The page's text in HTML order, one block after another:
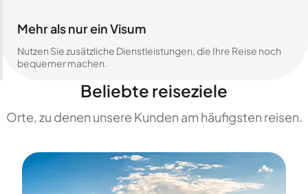
Mehr als nur ein Visum
Nutzen Sie zusätzliche Dienstleistungen, die Ihre Reise noch
bequemer machen.
Beliebte reiseziele
Orte, zu denen unsere Kunden am häufigsten reisen.